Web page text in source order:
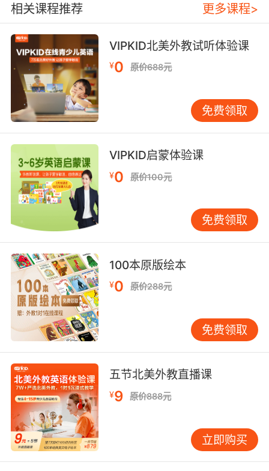
沉浸式教学法，通过模拟真实生活场景，让孩子
们在实际应用中学习英语；辅修课则侧重于词汇
拓展、语法讲解等基础知识的巩固；公开课则邀
请行业专家、名人进行趣味教学，拓宽孩子们的
视野。此外，VIPKID还引入了AI智能技术，通过
大数据分析孩子的学习习惯与效果，为教师提供
精准的教学辅助，同时也为家长提供了详尽的学
习报告，让学习过程更加透明、高效。 学员口碑
与成功案例 学员口碑是检验一个在线英语机构好
坏的最直接标准。在VIPKID的学习社区中，充满
了学员们的进步故事与感恩之声。许多家长表
示，孩子自从在VIPKID学习后，不仅英语成绩显
著提升，更重要的是对英语产生了浓厚的兴趣，
愿意主动开口说英语。更有甚者，一些学员在
VIPKID的陪伴下，成功考入了国际名校，实现了
自己的留学梦想。这些成功案例不仅证明了
VIPKID的教学实力，也为其赢得了良好的社会声
誉。 综上所述，VIPKID凭借其强大的品牌影响
力、严格的师资筛选机制、完善的课程体系以及
显著的教学成果，在北京在线英语机构中脱颖而
出，成为了名副其实的“最著名”机构。对于正在
寻找优质在线英语教育资源的家庭而言，VIPKID
无疑是一个值得信赖的选择。未来，随着技术的
不断进步与教育理念的持续更新，VIPKID有望继
续引领在线英语教育的发展趋势，为更多孩子带
来更加高效、有趣的英语学习体验。
相关课程推荐 更多课程>
VIPKID北美外教试听体验课
¥0 原价688元
免费领取
VIPKID启蒙体验课
¥0 原价100元
免费领取
100本原版绘本
¥0 原价288元
免费领取
五节北美外教直播课
¥9 原价888元
立即购买